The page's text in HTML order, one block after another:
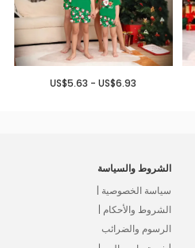
US$5.63 - US$6.93
الشروط والسياسة
سياسة الخصوصية |
الشروط والأحكام |
الرسوم والضرائب